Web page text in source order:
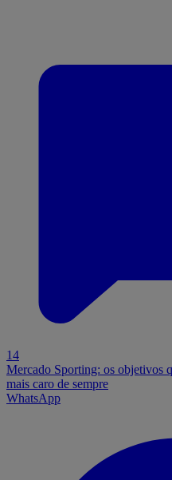
14
Mercado Sporting: os objetivos
mais caro de sempre
WhatsApp